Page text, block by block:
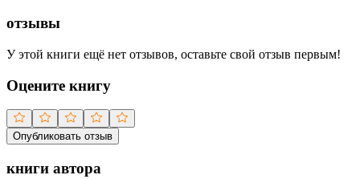
отзывы
У этой книги ещё нет отзывов, оставьте свой отзыв первым!
Оцените книгу
Опубликовать отзыв
книги автора